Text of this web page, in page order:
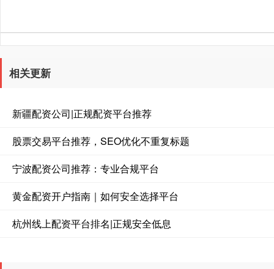
相关更新
新疆配资公司|正规配资平台推荐
股票交易平台推荐，SEO优化不重复标题
宁波配资公司推荐：专业合规平台
黄金配资开户指南｜如何安全选择平台
杭州线上配资平台排名|正规安全低息